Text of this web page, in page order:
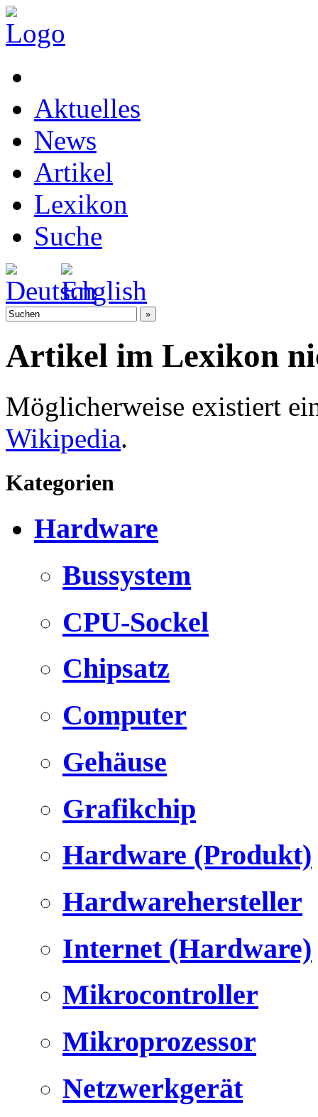
Aktuelles
News
Artikel
Lexikon
Suche
Artikel im Lexikon
Möglicherweise existiert
Wikipedia.
Kategorien
Hardware
Bussystem
CPU-Sockel
Chipsatz
Computer
Gehäuse
Grafikchip
Hardware (Produkt)
Hardwarehersteller
Internet (Hardware)
Mikrocontroller
Mikroprozessor
Netzwerkgerät